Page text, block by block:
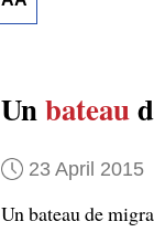
Unbateau
23 April 2015
Un bateau de